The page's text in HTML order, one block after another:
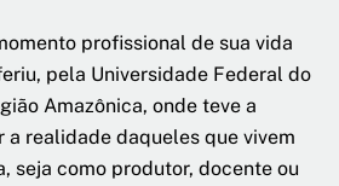
profissional de sua vida
pela Universidade Federal do
Amazônica, onde teve a
a realidade daqueles que vivem
seja como produtor, docente ou